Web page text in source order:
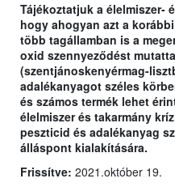
Tájékoztatjuk a élelmiszer-
hogy ahogyan azt a
több tagállamban is a
oxid szennyeződést
(szentjánoskenyérmag-
adalékanyagot széles
és számos termék lehet
élelmiszer és takarmány
peszticid és adalékanyag
álláspont kialakítására.
Frissítve: 2021.október 19.